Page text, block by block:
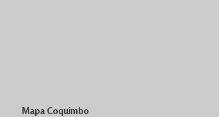
Mapa Coquimbo